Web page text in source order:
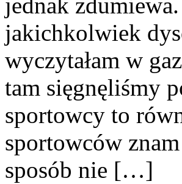
jednak
jakichkolwiek
wyczytałam w
tam sięgnęliśmy
sportowcy to
sportowców
sposób nie […]